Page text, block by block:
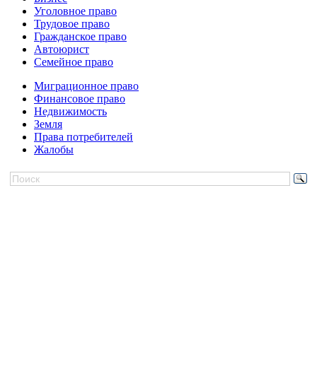
Уголовное право
Трудовое право
Гражданское право
Автоюрист
Семейное право
Миграционное право
Финансовое право
Недвижимость
Земля
Права потребителей
Жалобы